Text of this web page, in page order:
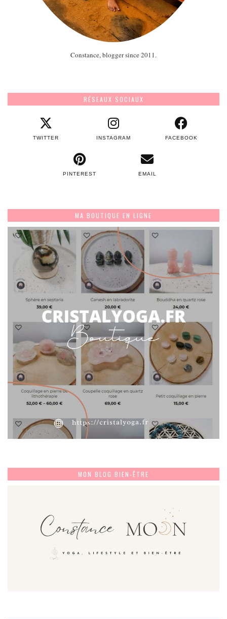
Constance, blogger since 2011.
RÉSEAUX SOCIAUX
TWITTER INSTAGRAM FACEBOOK
PINTEREST EMAIL
MA BOUTIQUE EN LIGNE
MON BLOG BIEN-ÊTRE